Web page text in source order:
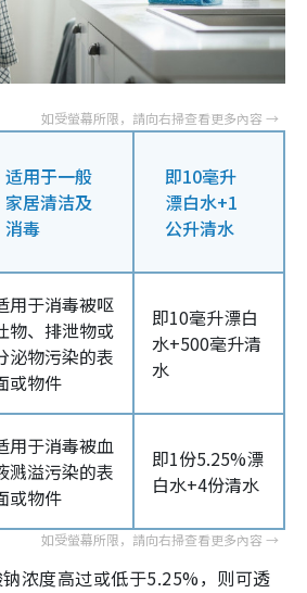
适用于一般
家居清洁及
消毒
即10毫升
漂白水+1
公升清水
用于消毒被呕
物、排泄物或
泌物污染的表
或物件
即10毫升漂白
水+500毫升清
水
用于消毒被血
溅溢污染的表
或物件
即1份5.25%漂
白水+4份清水
浓度高过或低于5.25%，则可透